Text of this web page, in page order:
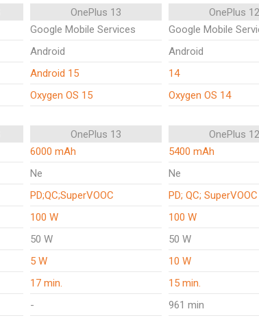
OnePlus 13
OnePlus 12
Google Mobile Services
Google Mobile
Android
Android
Android 15
14
Oxygen OS 15 Oxygen OS 14
OnePlus 13
OnePlus 12
6000 mAh
5400 mAh
Ne
Ne
PD;QC;SuperVOOC
PD; QC; SuperVOOC
100 W
100 W
50 W
50 W
5 W
10 W
17 min.
15 min.
-
961 min